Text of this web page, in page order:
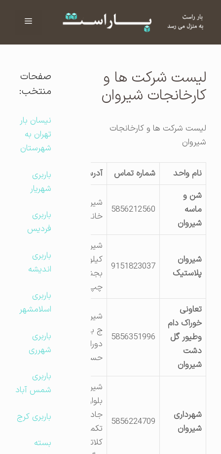
فهرست
لیست شرکت ها و
کارخانجات شیروان
لیست شرکت ها و کارخانجات
شیروان
نام واحد شماره تماس
آدرس کارگاه
شن و
ماسه
شیروان
5856212560
شیروان – ج
خانلق ک 3
شیروان
پلاستیک
9151823037
شیروان –
بجنورد سمت
تعاونی
خوراک دام
وطیور گل
دشت
شیروان
5856351996
ج بجنورد
دوراهی
حسین آباد
شهرداری
شیروان
5856224709
شیروان انتهای
بلوار پیروزی
جاده قدیم
تکمران بعد از
کلاته میرزا
صفحات
منتخب:
نیسان بار
تهران به
شهرستان
باربری
شهریار
باربری
فردیس
باربری
اندیشه
باربری
اسلامشهر
باربری
شهرری
باربری
شمس آباد
باربری کرج
بسته